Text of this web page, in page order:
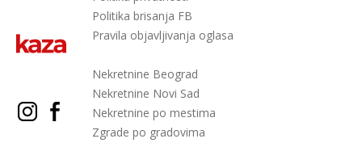
Politika brisanja FB
Pravila objavljivanja oglasa
Nekretnine Beograd
Nekretnine Novi Sad
Nekretnine po mestima
Zgrade po gradovima